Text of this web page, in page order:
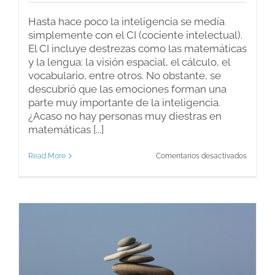
Hasta hace poco la inteligencia se medía
simplemente con el CI (cociente intelectual).
El CI incluye destrezas como las matemáticas
y la lengua: la visión espacial, el cálculo, el
vocabulario, entre otros. No obstante, se
descubrió que las emociones forman una
parte muy importante de la inteligencia.
¿Acaso no hay personas muy diestras en
matemáticas [...]
Read More Comentarios desactivadosen